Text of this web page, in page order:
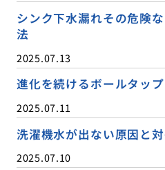
シンク下水漏れその危険
法
2025.07.13
進化を続けるボールタッ
2025.07.11
洗濯機水が出ない原因と
2025.07.10